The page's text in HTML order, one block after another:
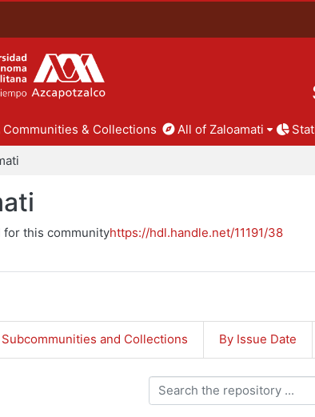
Communities & Collections All of Zaloamati
for this communityhttps://hdl.handle.net/11191/38
Subcommunities and Collections By Issue Date